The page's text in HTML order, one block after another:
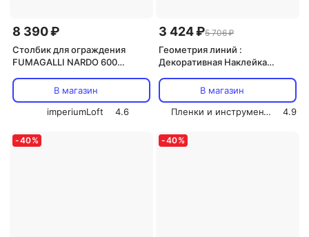
8 390 ₽
Столбик для ограждения
FUMAGALLI NARDO 600
В магазин
imperiumLoft
4.6
3 424 ₽5 706 ₽
Геометрия линий :
Декоративная Наклейка
210х80 смВ магазин
Пленки и инструмент СОЛАРТЕК
4.9
-40% -40%